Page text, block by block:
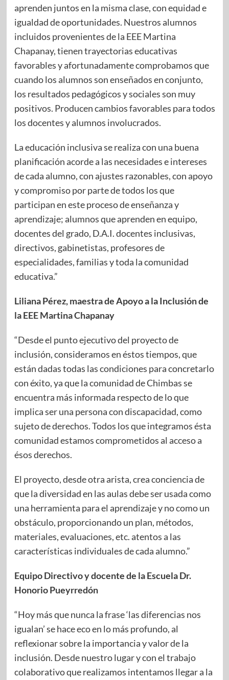
aprenden juntos en la misma clase, con equidad e
igualdad de oportunidades. Nuestros alumnos
incluidos provenientes de la EEE Martina
Chapanay, tienen trayectorias educativas
favorables y afortunadamente comprobamos que
cuando los alumnos son enseñados en conjunto,
los resultados pedagógicos y sociales son muy
positivos. Producen cambios favorables para todos
los docentes y alumnos involucrados.
La educación inclusiva se realiza con una buena
planificación acorde a las necesidades e intereses
de cada alumno, con ajustes razonables, con apoyo
y compromiso por parte de todos los que
participan en este proceso de enseñanza y
aprendizaje; alumnos que aprenden en equipo,
docentes del grado, D.A.I. docentes inclusivas,
directivos, gabinetistas, profesores de
especialidades, familias y toda la comunidad
educativa.”
Liliana Pérez, maestra de Apoyo a la Inclusión de
la EEE Martina Chapanay
“Desde el punto ejecutivo del proyecto de
inclusión, consideramos en éstos tiempos, que
están dadas todas las condiciones para concretarlo
con éxito, ya que la comunidad de Chimbas se
encuentra más informada respecto de lo que
implica ser una persona con discapacidad, como
sujeto de derechos. Todos los que integramos ésta
comunidad estamos comprometidos al acceso a
ésos derechos.
El proyecto, desde otra arista, crea conciencia de
que la diversidad en las aulas debe ser usada como
una herramienta para el aprendizaje y no como un
obstáculo, proporcionando un plan, métodos,
materiales, evaluaciones, etc. atentos a las
características individuales de cada alumno.”
Equipo Directivo y docente de la Escuela Dr.
Honorio Pueyrredón
“Hoy más que nunca la frase ‘las diferencias nos
igualan’ se hace eco en lo más profundo, al
reflexionar sobre la importancia y valor de la
inclusión. Desde nuestro lugar y con el trabajo
colaborativo que realizamos intentamos llegar a la